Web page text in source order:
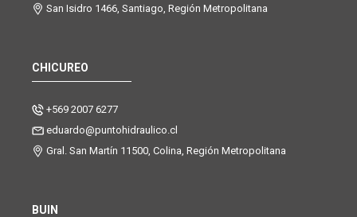
San Isidro 1466, Santiago, Región Metropolitana
CHICUREO
+569 2007 6277
eduardo@puntohidraulico.cl
Gral. San Martín 11500, Colina, Región Metropolitana
BUIN